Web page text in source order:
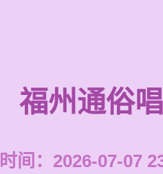
福州通俗
时间：2026-07-07